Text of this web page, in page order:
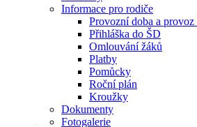
Informace pro rodiče
Provozní doba a provoz
Přihláška do ŠD
Omlouvání žáků
Platby
Pomůcky
Roční plán
Kroužky
Dokumenty
Fotogalerie